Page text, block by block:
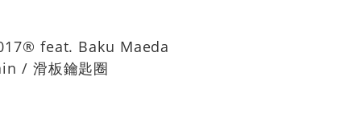
feat. Baku Maeda
/ 滑板鑰匙圈